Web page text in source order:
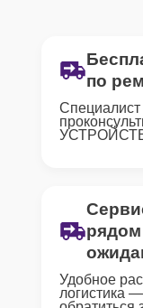
по
Специалист
Удобное
логистика